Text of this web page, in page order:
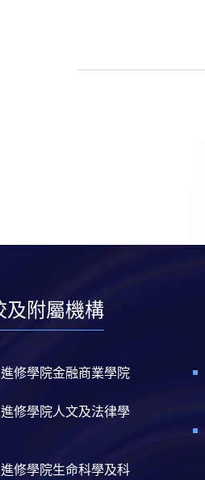
及附屬機構
修學院金融商業學院
修學院人文及法律學
修學院生命科學及科